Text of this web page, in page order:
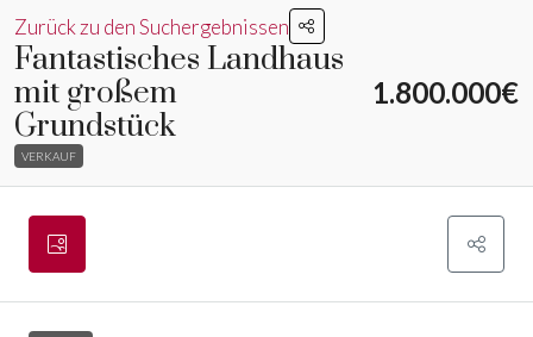
Zurück zu den Suchergebnissen
Fantastisches Landhaus
mit großem
Grundstück
1.800.000€
VERKAUF